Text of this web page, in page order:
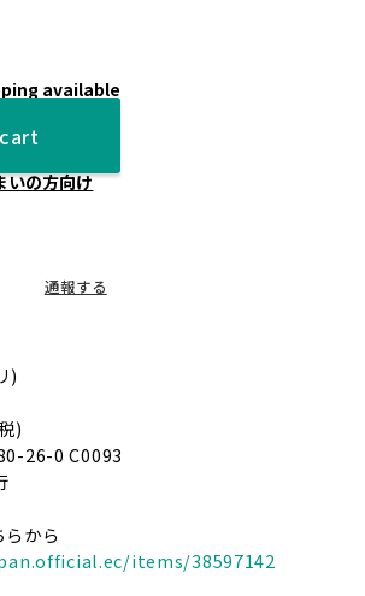
available
いの方向け
通報する
)
)
26-0 C0093
から
items/38597142